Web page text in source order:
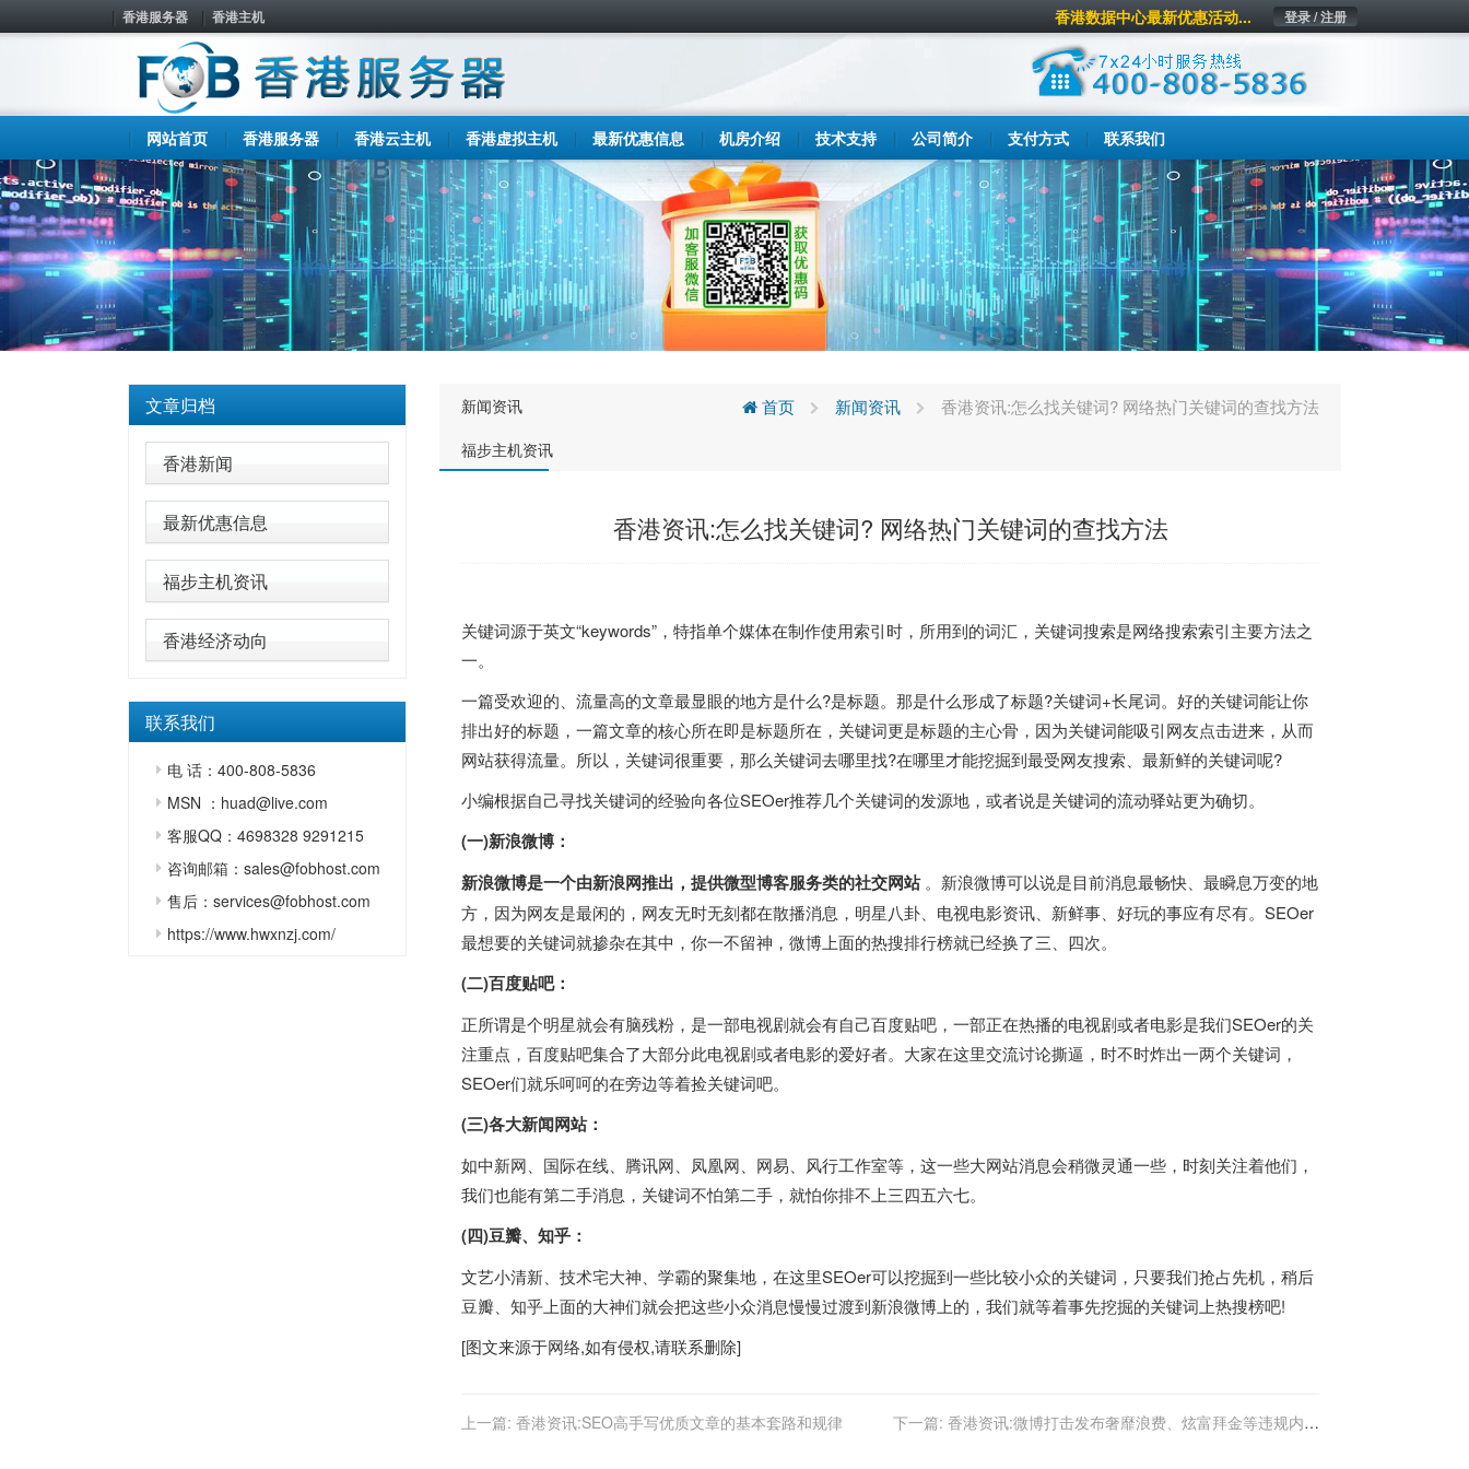
香港服务器 香港主机 登录 / 注册
香港数据中心最新优惠活动...
网站首页 香港服务器 香港云主机 香港虚拟主机 最新优惠信息 机房介绍 技术支持 公司简介 支付方式 联系我们
文章归档
香港新闻
最新优惠信息
福步主机资讯
香港经济动向
联系我们
电 话：400-808-5836
MSN ：huad@live.com
客服QQ：4698328 9291215
咨询邮箱：sales@fobhost.com
售后：services@fobhost.com
https://www.hwxnzj.com/
新闻资讯
福步主机资讯
首页 新闻资讯 香港资讯:怎么找关键词? 网络热门关键词的查找方法
香港资讯:怎么找关键词? 网络热门关键词的查找方法
关键词源于英文“keywords”，特指单个媒体在制作使用索引时，所用到的词汇，关键词搜索是网络搜索索引主要方法之
一。
一篇受欢迎的、流量高的文章最显眼的地方是什么?是标题。那是什么形成了标题?关键词+长尾词。好的关键词能让你
排出好的标题，一篇文章的核心所在即是标题所在，关键词更是标题的主心骨，因为关键词能吸引网友点击进来，从而
网站获得流量。所以，关键词很重要，那么关键词去哪里找?在哪里才能挖掘到最受网友搜索、最新鲜的关键词呢?
小编根据自己寻找关键词的经验向各位SEOer推荐几个关键词的发源地，或者说是关键词的流动驿站更为确切。
(一)新浪微博：
新浪微博是一个由新浪网推出，提供微型博客服务类的社交网站。新浪微博可以说是目前消息最畅快、最瞬息万变的地
方，因为网友是最闲的，网友无时无刻都在散播消息，明星八卦、电视电影资讯、新鲜事、好玩的事应有尽有。SEOer
最想要的关键词就掺杂在其中，你一不留神，微博上面的热搜排行榜就已经换了三、四次。
(二)百度贴吧：
正所谓是个明星就会有脑残粉，是一部电视剧就会有自己百度贴吧，一部正在热播的电视剧或者电影是我们SEOer的关
注重点，百度贴吧集合了大部分此电视剧或者电影的爱好者。大家在这里交流讨论撕逼，时不时炸出一两个关键词，
SEOer们就乐呵呵的在旁边等着捡关键词吧。
(三)各大新闻网站：
如中新网、国际在线、腾讯网、凤凰网、网易、风行工作室等，这一些大网站消息会稍微灵通一些，时刻关注着他们，
我们也能有第二手消息，关键词不怕第二手，就怕你排不上三四五六七。
(四)豆瓣、知乎：
文艺小清新、技术宅大神、学霸的聚集地，在这里SEOer可以挖掘到一些比较小众的关键词，只要我们抢占先机，稍后
豆瓣、知乎上面的大神们就会把这些小众消息慢慢过渡到新浪微博上的，我们就等着事先挖掘的关键词上热搜榜吧!
[图文来源于网络,如有侵权,请联系删除]
上一篇: 香港资讯:SEO高手写优质文章的基本套路和规律 下一篇: 香港资讯:微博打击发布奢靡浪费、炫富拜金等违规内容